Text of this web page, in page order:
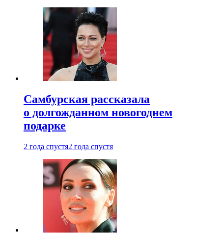
Самбурская рассказала
о долгожданном новогоднем
подарке
2 года спустя2 года спустя